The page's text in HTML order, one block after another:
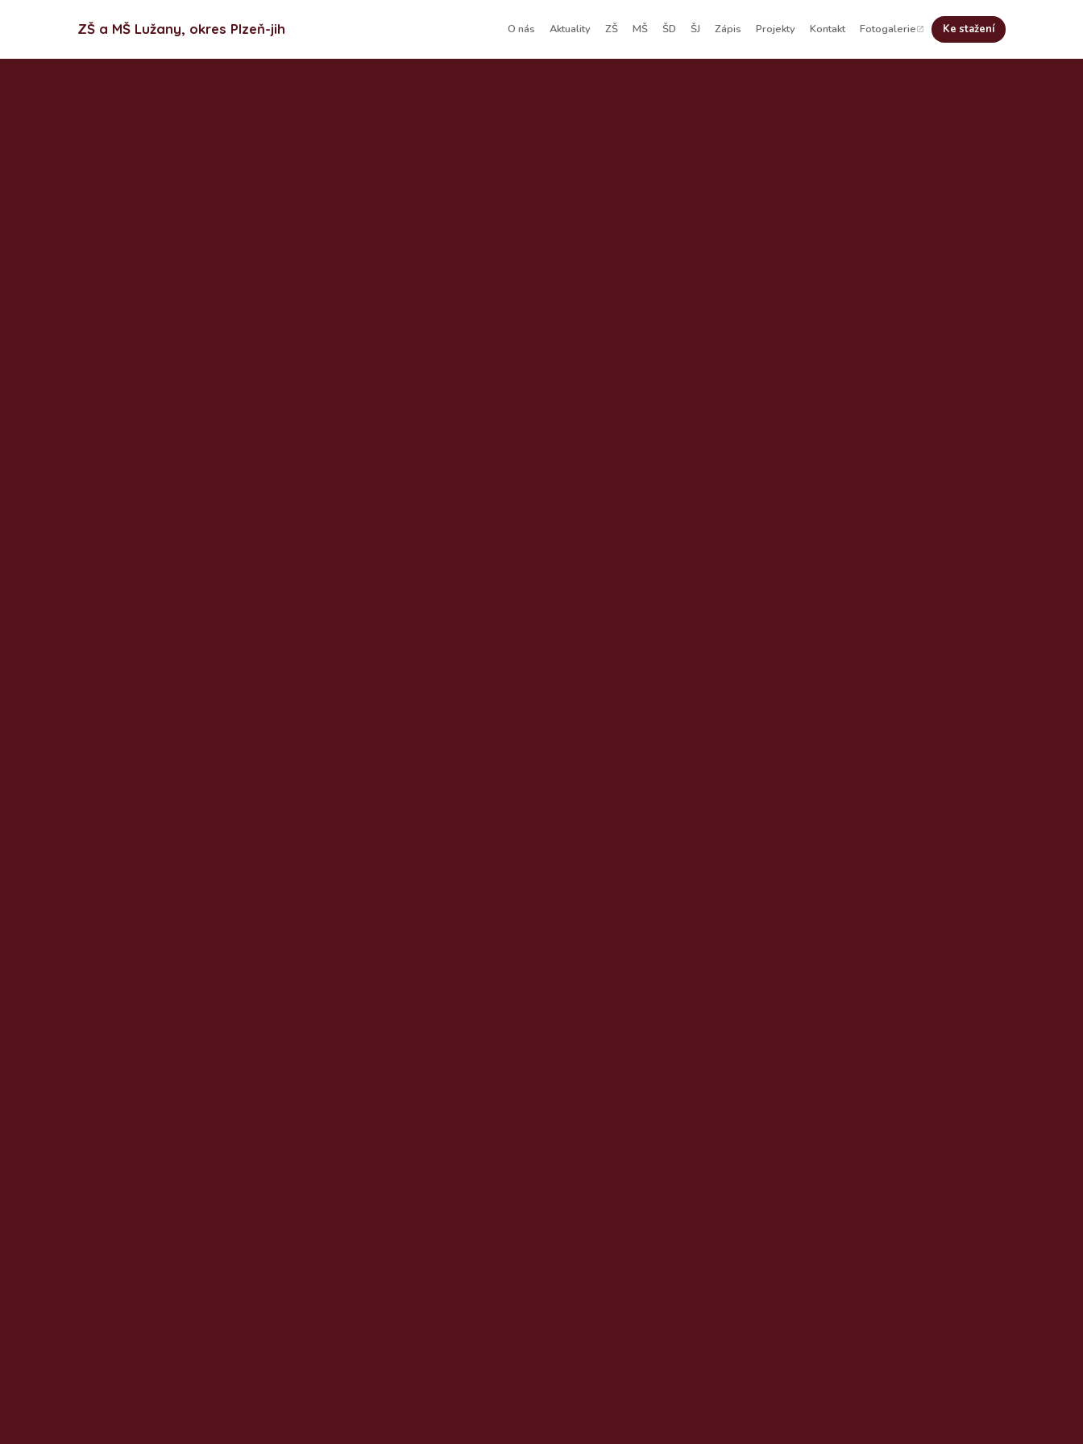
ZŠ a MŠ Lužany, okres Plzeň-jih O nás Aktuality ZŠ MŠ ŠD ŠJ Zápis Projekty Kontakt Fotogalerie Ke stažení